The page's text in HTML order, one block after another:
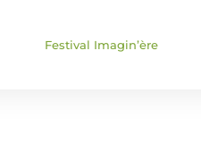
Festival Imagin’ère